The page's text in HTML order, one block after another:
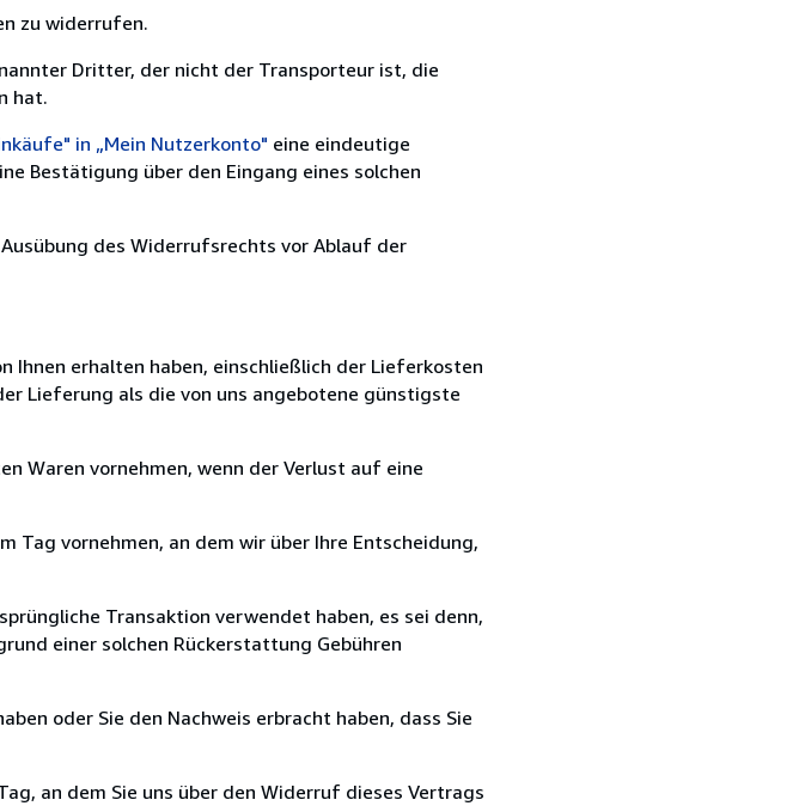
zu widerrufen.
Dritter, der nicht der Transporteur ist, die
hat.
in „Mein Nutzerkonto" eine eindeutige
Bestätigung über den Eingang eines solchen
des Widerrufsrechts vor Ablauf der
Ihnen erhalten haben, einschließlich der Lieferkosten
Lieferung als die von uns angebotene günstigste
Waren vornehmen, wenn der Verlust auf eine
Tag vornehmen, an dem wir über Ihre Entscheidung,
Transaktion verwendet haben, es sei denn,
einer solchen Rückerstattung Gebühren
oder Sie den Nachweis erbracht haben, dass Sie
an dem Sie uns über den Widerruf dieses Vertrags